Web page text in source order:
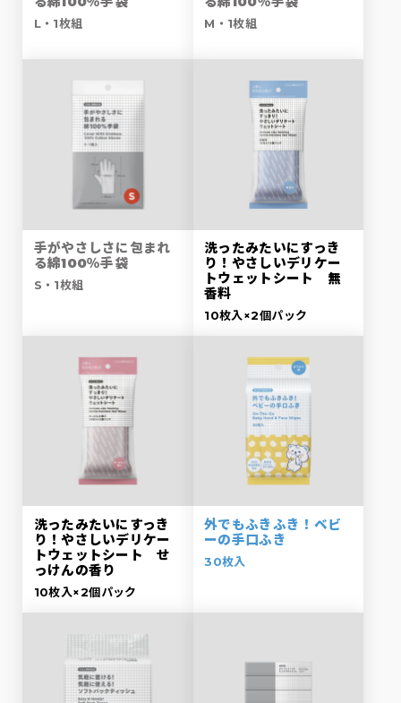
L・1枚組 M・1枚組
手がやさしさに包まれ
る綿100％手袋
S・1枚組
洗ったみたいにすっき
り！やさしいデリケー
トウェットシート 無
香料
10枚入×2個パック
洗ったみたいにすっき
り！やさしいデリケー
トウェットシート せ
っけんの香り
10枚入×2個パック
外でもふきふき！ベビ
ーの手口ふき
30枚入